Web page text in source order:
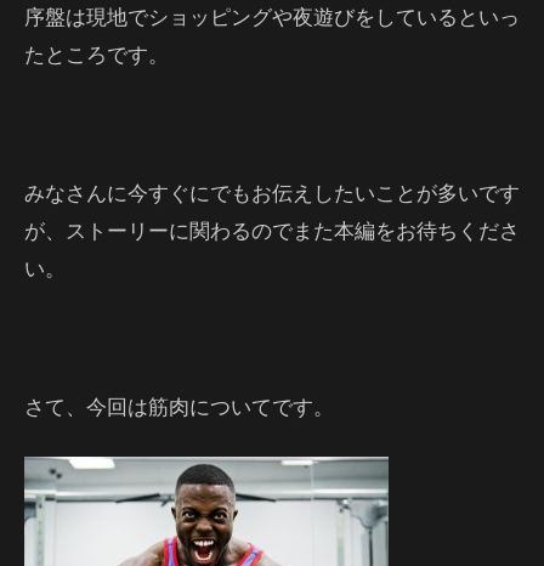
序盤は現地でショッピングや夜遊びをしているといっ
たところです。
みなさんに今すぐにでもお伝えしたいことが多いです
が、ストーリーに関わるのでまた本編をお待ちくださ
い。
さて、今回は筋肉についてです。